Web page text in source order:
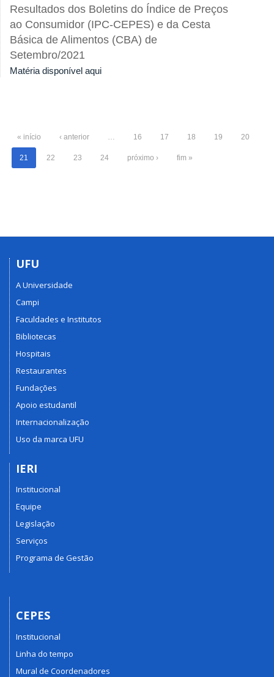
Resultados dos Boletins do Índice de Preços
ao Consumidor (IPC-CEPES) e da Cesta
Básica de Alimentos (CBA) de
Setembro/2021
Matéria disponível aqui
« início ‹ anterior … 16 17 18 19 20
21 22 23 24 próximo › fim »
UFU
A Universidade
Campi
Faculdades e Institutos
Bibliotecas
Hospitais
Restaurantes
Fundações
Apoio estudantil
Internacionalização
Uso da marca UFU
IERI
Institucional
Equipe
Legislação
Serviços
Programa de Gestão
CEPES
Institucional
Linha do tempo
Mural de Coordenadores